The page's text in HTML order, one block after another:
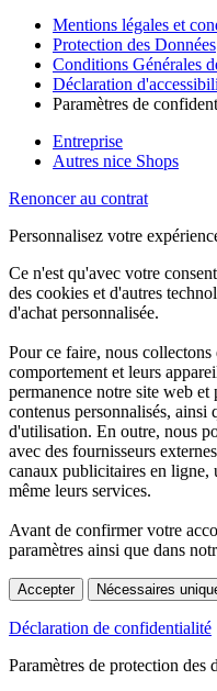
Mentions légales et
Protection des Données
Conditions Générales
Déclaration
Paramètres de
Entreprise
Autres nice Shops
Renoncer au contrat
Personnalisez votre
Ce n'est qu'avec votre
des cookies et d'autres
d'achat personnalisée.
Pour ce faire, nous collectons
comportement et leurs
permanence notre site web
contenus personnalisés, ainsi
d'utilisation. En outre, nous
avec des fournisseurs
canaux publicitaires en ligne,
même leurs services.
Avant de confirmer votre
paramètres ainsi que dans
Accepter Nécessaires
Déclaration de confidentialité
Paramètres de protection des